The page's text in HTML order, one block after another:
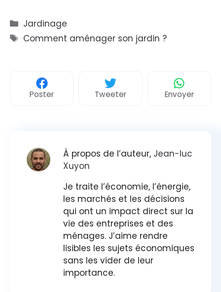
Catégories
Jardinage
Étiquettes
Comment aménager son jardin ?
Poster Tweeter Envoyer
À propos de l’auteur, Jean-luc
Xuyon
Je traite l’économie, l’énergie,
les marchés et les décisions
qui ont un impact direct sur la
vie des entreprises et des
ménages. J’aime rendre
lisibles les sujets économiques
sans les vider de leur
importance.